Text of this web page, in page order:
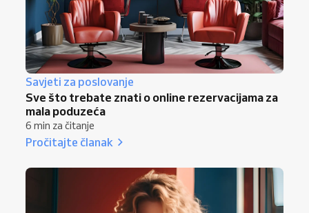
Savjeti za poslovanje
Sve što trebate znati o online rezervacijama za
mala poduzeća
6 min za čitanje
Pročitajte članak